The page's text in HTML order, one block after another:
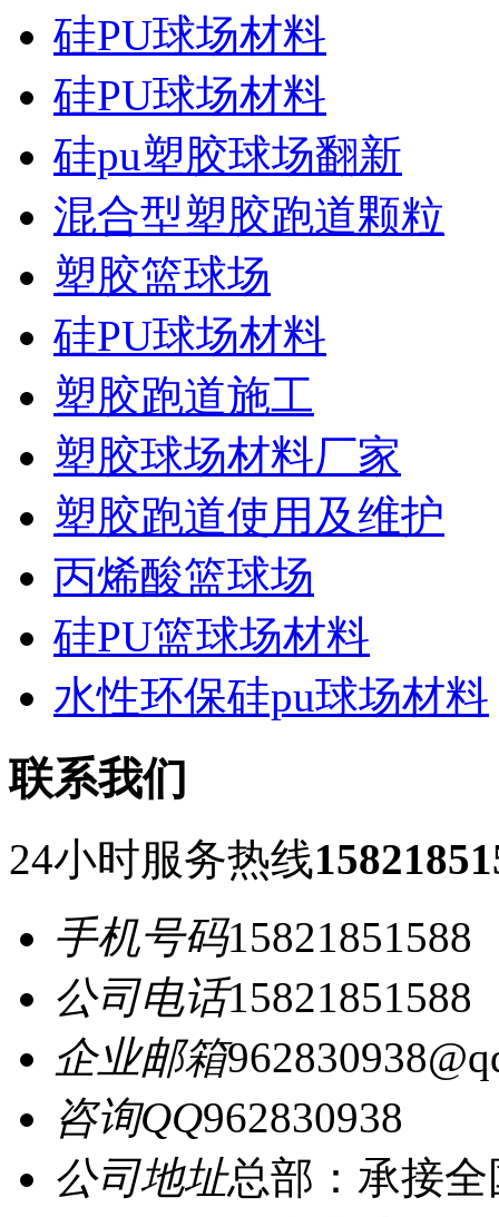
硅PU球场材料
硅PU球场材料
硅pu塑胶球场翻新
混合型塑胶跑道颗粒
塑胶篮球场
硅PU球场材料
塑胶跑道施工
塑胶球场材料厂家
塑胶跑道使用及维护
丙烯酸篮球场
硅PU篮球场材料
水性环保硅pu球场材料
联系我们
24小时服务热线
手机号码15821851588
公司电话15821851588
企业邮箱
咨询QQ962830938
公司地址总部：承接